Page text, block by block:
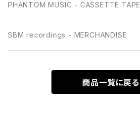
PHANTOM MUSIC - CASSETTE TAPE
SBM recordings - MERCHANDISE
商品一覧に戻る